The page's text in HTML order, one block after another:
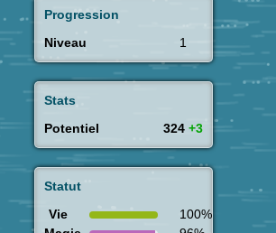
Progression
Niveau
1
Stats
Potentiel
324 +3
Statut
Vie
100%